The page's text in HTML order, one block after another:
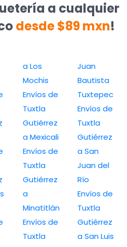
a cualquier
desde $89 mxn!
a Los
Mochis
Envíos de
Tuxtla
Gutiérrez
a Mexicali
Envíos de
Tuxtla
Gutiérrez
a
Minatitlán
Envíos de
Tuxtla
Juan
Bautista
Tuxtepec
Envíos de
Tuxtla
Gutiérrez
a San
Juan del
Río
Envíos de
Tuxtla
Gutiérrez
a San Luis